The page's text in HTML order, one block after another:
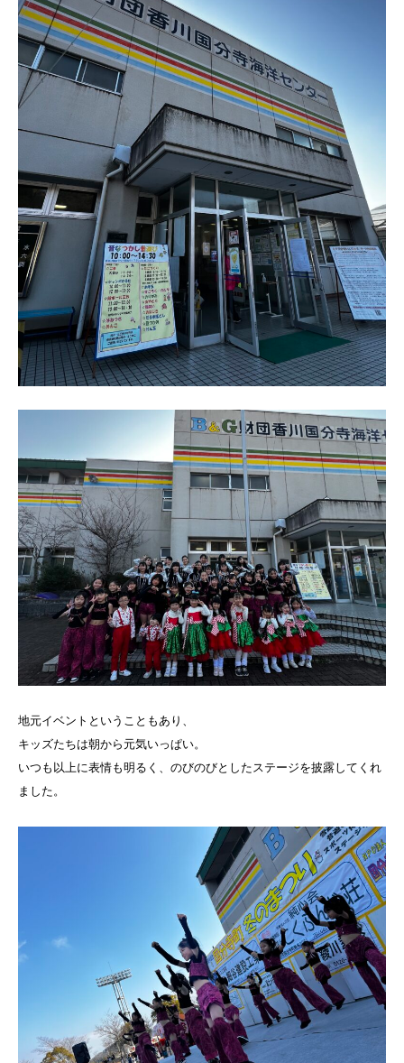
地元イベントということもあり、
キッズたちは朝から元気いっぱい。
いつも以上に表情も明るく、のびのびとしたステージを披露してくれ
ました。